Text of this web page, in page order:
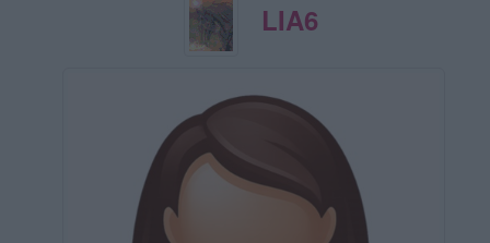
LIA6